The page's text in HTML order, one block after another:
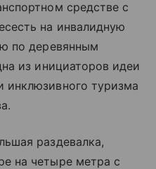
средстве с
на инвалидную
по деревянным
из инициаторов идеи
инклюзивного туризма
раздевалка,
на четыре метра с